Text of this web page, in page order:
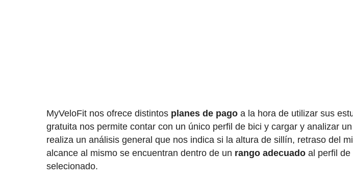
MyVeloFit nos ofrece distintos planes de pago a la hora de utilizar sus
gratuita nos permite contar con un único perfil de bici y cargar y analizar
realiza un análisis general que nos indica si la altura de sillín, retraso del
alcance al mismo se encuentran dentro de un rango adecuado al perfil
selecionado.